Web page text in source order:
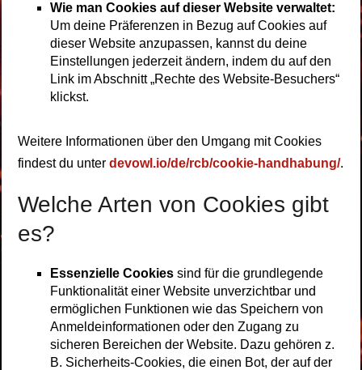
Wie man Cookies auf dieser Website verwaltet:
Um deine Präferenzen in Bezug auf Cookies auf
dieser Website anzupassen, kannst du deine
Einstellungen jederzeit ändern, indem du auf den
Link im Abschnitt „Rechte des Website-Besuchers“
klickst.
Weitere Informationen über den Umgang mit Cookies
findest du unterdevowl.io/de/rcb/cookie-handhabung/.
Welche Arten von Cookies gibt
es?
Essenzielle Cookies sind für die grundlegende
Funktionalität einer Website unverzichtbar und
ermöglichen Funktionen wie das Speichern von
Anmeldeinformationen oder den Zugang zu
sicheren Bereichen der Website. Dazu gehören z.
B. Sicherheits-Cookies, die einen Bot, der auf der